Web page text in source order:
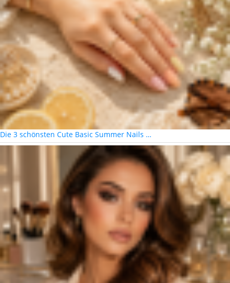
Die 3 schönsten Cute Basic Summer Nails …